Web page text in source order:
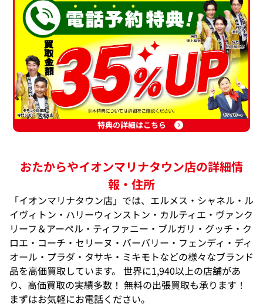
特典の詳細はこちら
おたからやイオンマリナタウン店の詳細情
報・住所
「イオンマリナタウン店」では、エルメス・シャネル・ル
イヴィトン・ハリーウィンストン・カルティエ・ヴァンク
リーフ＆アーペル・ティファニー・ブルガリ・グッチ・ク
ロエ・コーチ・セリーヌ・バーバリー・フェンディ・ディ
オール・プラダ・タサキ・ミキモトなどの様々なブランド
品を高価買取しています。 世界に1,940以上の店舗があ
り、高価買取の実績多数！ 無料の出張買取も承ります！
まずはお気軽にお電話ください。